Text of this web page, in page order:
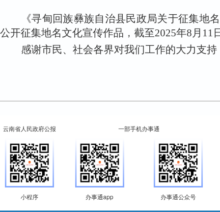
《寻甸回族彝族自治县民政局关于征集地
公开征集地名文化宣传作品 ，截至2025年8月 11
感谢市民、社会各界对我们工作的大力支持
云南省人民政府公报
小程序
一部手机办事通
办事通app 办事通公众号